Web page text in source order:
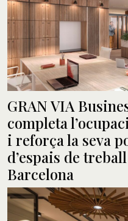
GRAN VIA
completa
i reforça la seva
d’espais de
Barcelona